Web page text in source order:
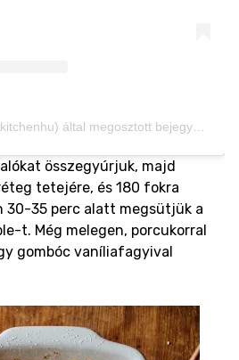
Street Kitchen (@streetkitchenhu) által megosztott bejegyzés
összegyúrjuk, majd
tetejére, és 180 fokra
30-35 perc alatt megsütjük a
t. Még melegen, porcukorral
gombóc vaníliafagyival